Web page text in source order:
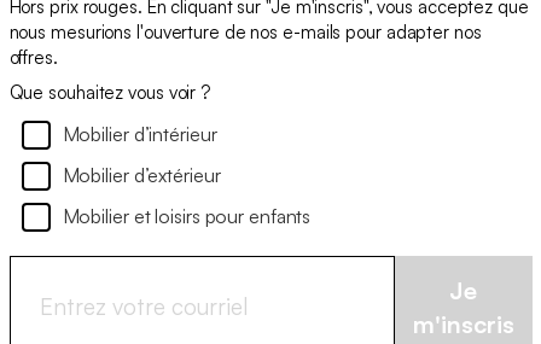
Hors prix rouges. En cliquant sur "Je m'inscris", vous acceptez que
nous mesurions l'ouverture de nos e-mails pour adapter nos
offres.
Que souhaitez vous voir ?
Mobilier d’intérieur
Mobilier d’extérieur
Mobilier et loisirs pour enfants
Je
m'inscris